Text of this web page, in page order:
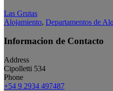
Las Grutas
Alojamiento, Departamentos de
Informacion de Contacto
Address
Cipolletti 534
Phone
+54 9 2934 497487